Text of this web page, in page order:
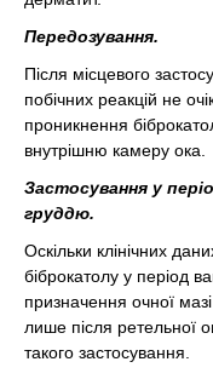
Передозування.
Після місцевого
побічних реакцій не
проникнення
внутрішню камеру ока.
Застосування у
груддю.
Оскільки клінічних
біброкатолу у період
призначення очної
лише після ретельної
такого застосування.